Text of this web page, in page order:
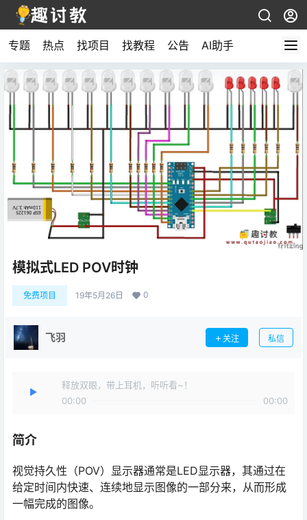
专题 热点 找项目 找教程 公告 AI助手
模拟式LED POV时钟
免费项目 19年5月26日 0
飞羽 关注 私信
释放双眼，带上耳机，听听看~！
00:00
00:00
简介
视觉持久性（POV）显示器通常是LED显示器，其通过在
给定时间内快速、连续地显示图像的一部分来，从而形成
一幅完成的图像。